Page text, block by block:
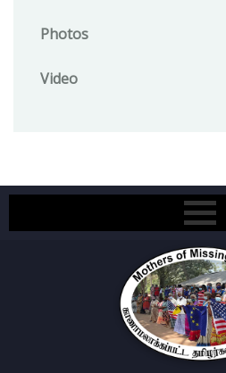
Photos
Video